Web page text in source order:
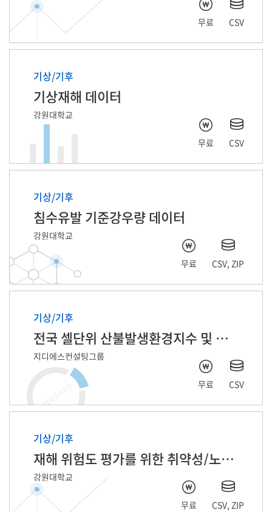
무료 CSV
기상/기후
기상재해 데이터
강원대학교
무료 CSV
기상/기후
침수유발 기준강우량 데이터
강원대학교
무료 CSV, ZIP
기상/기후
전국 셀단위 산불발생환경지수 및 발생정보
지디에스컨설팅그룹
무료 CSV
기상/기후
재해 위험도 평가를 위한 취약성/노출성 데이터
강원대학교
무료 CSV, ZIP